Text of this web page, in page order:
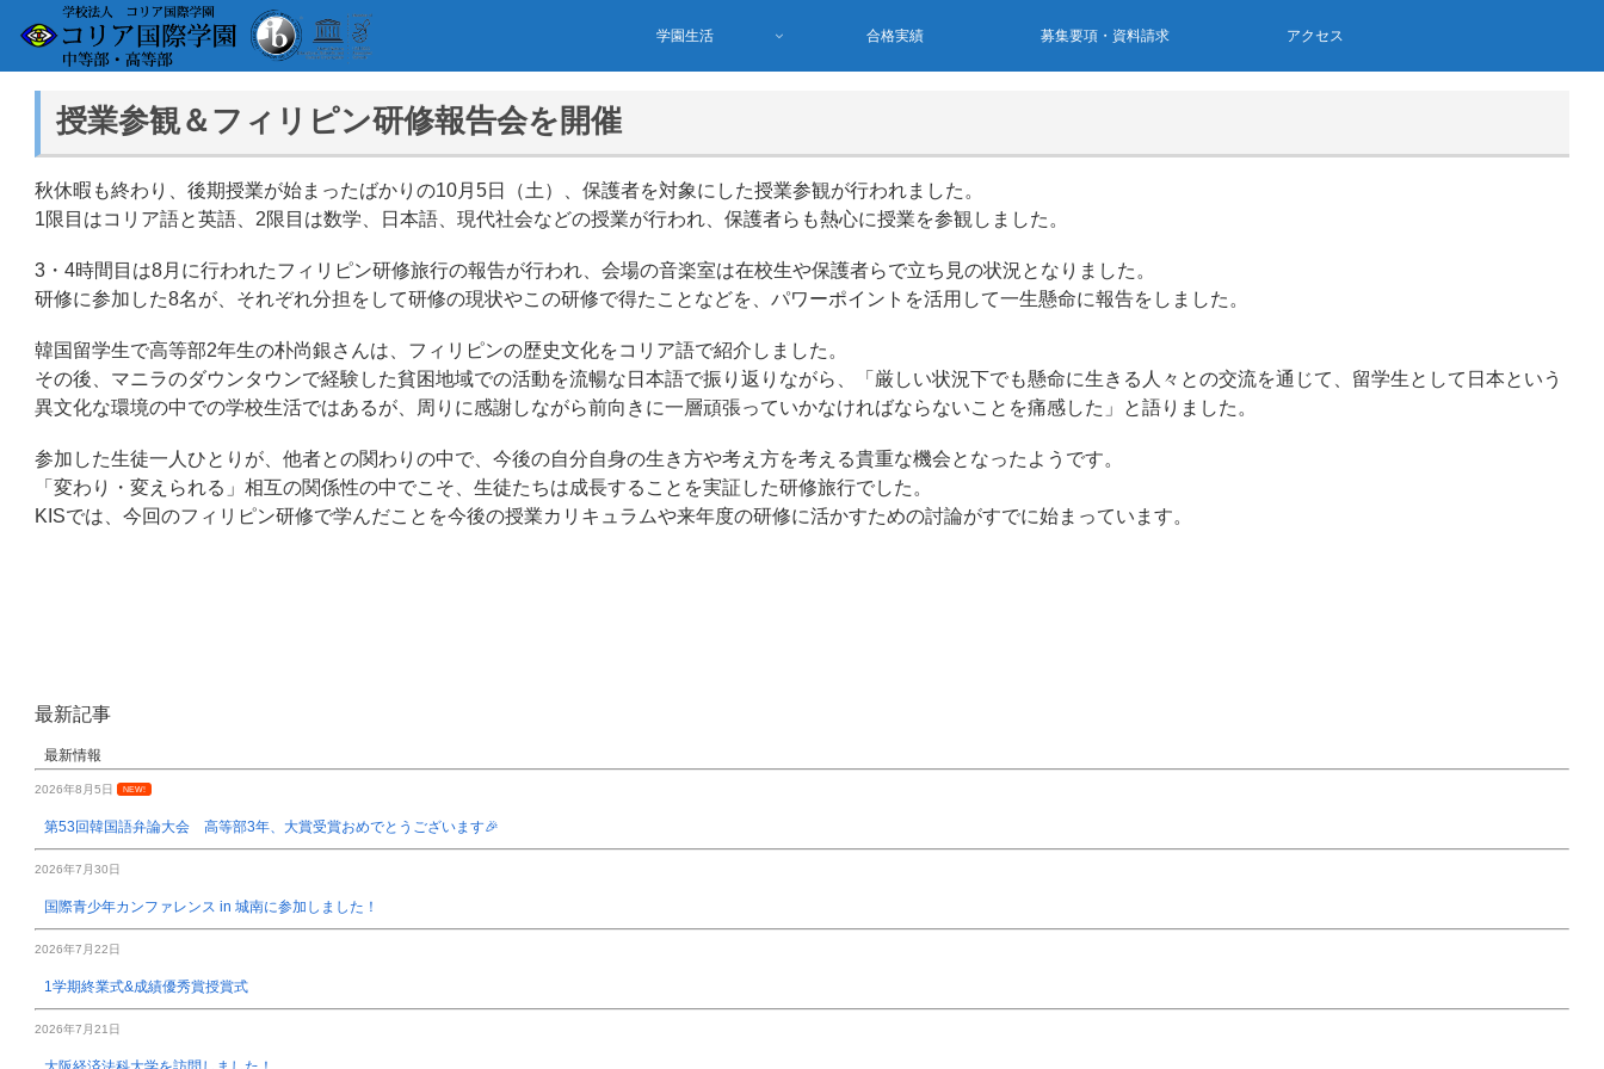
学園生活 合格実績 募集要項・資料請求 アクセス
授業参観＆フィリピン研修報告会を開催
秋休暇も終わり、後期授業が始まったばかりの10月5日（土）、保護者を対象にした授業参観が行われました。
1限目はコリア語と英語、2限目は数学、日本語、現代社会などの授業が行われ、保護者らも熱心に授業を参観しました。
3・4時間目は8月に行われたフィリピン研修旅行の報告が行われ、会場の音楽室は在校生や保護者らで立ち見の状況となりました。
研修に参加した8名が、それぞれ分担をして研修の現状やこの研修で得たことなどを、パワーポイントを活用して一生懸命に報告をしました。
韓国留学生で高等部2年生の朴尚銀さんは、フィリピンの歴史文化をコリア語で紹介しました。
その後、マニラのダウンタウンで経験した貧困地域での活動を流暢な日本語で振り返りながら、「厳しい状況下でも懸命に生きる人々との交流を通じて、留学生として日本という
異文化な環境の中での学校生活ではあるが、周りに感謝しながら前向きに一層頑張っていかなければならないことを痛感した」と語りました。
参加した生徒一人ひとりが、他者との関わりの中で、今後の自分自身の生き方や考え方を考える貴重な機会となったようです。
「変わり・変えられる」相互の関係性の中でこそ、生徒たちは成長することを実証した研修旅行でした。
KISでは、今回のフィリピン研修で学んだことを今後の授業カリキュラムや来年度の研修に活かすための討論がすでに始まっています。
最新記事
最新情報
2026年8月5日 NEW!
第53回韓国語弁論大会 高等部3年、大賞受賞おめでとうございます🎉
2026年7月30日
国際青少年カンファレンス in 城南に参加しました！
2026年7月22日
1学期終業式&成績優秀賞授賞式
2026年7月21日